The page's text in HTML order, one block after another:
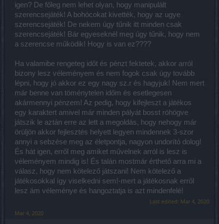
igen? De főleg nem lehet olyan, hogy manipulált
szerencsejáték! A bohócokat kivették, hogy az ugye
szerencsejáték! De nekem úgy tűnik itt minden csak
szerencsejáték! Bár egyeseknél meg úgy tűnik, hogy nem
a szerencse működik! Hogy is van ez????
Ha valamibe rengeteg időt és pénzt fektetek, akkor arról
bizony lesz véleményem és nem fogok csak úgy tovább
lépni, hogy jó akkor ez egy nagy sz.r és hagyjuk! Nem mert
már benne van töménytelen időm és esetlegesen
akármennyi pénzem! Az pedig, hogy kifejleszt a játékos
egy karaktert amivel már minden pályát bosst röhögve
játszik le aztán erre az lett a megoldás, hogy nehogy már
örüljön akkor fejlesztés helyett legyen mindennek 3-szor
annyi a sebzése meg az életpontja, nagyon undorító dolog!
És hát igen, erről meg amiket művelnek arról is lesz is
véleményem mindig is! És talán mostmár érthető arra mi a
válasz, hogy nem kötelező játszani! Nem kötelező a
játékosokkal így viselkedni sem!-mert a játékosnak erről
lesz ám véleménye és hangoztatja is azt mindenfelé!
Last edited: Mar 4, 2020
Mar 4, 2020